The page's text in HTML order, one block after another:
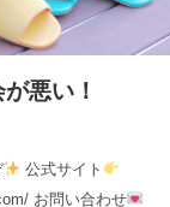
悪い！
公式サイト
お問い合わせ